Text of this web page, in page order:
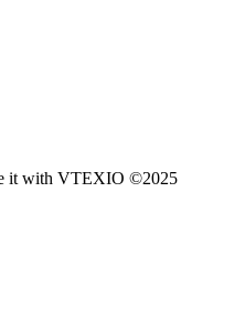
it with VTEXIO ©2025